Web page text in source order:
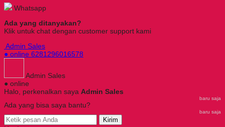
Whatsapp
Ada yang ditanyakan?
Klik untuk chat dengan customer support kami
Admin Sales
● online 6281296016578
Admin Sales
● online
Halo, perkenalkan saya Admin Sales
baru saja
Ada yang bisa saya bantu?
baru saja
Kirim